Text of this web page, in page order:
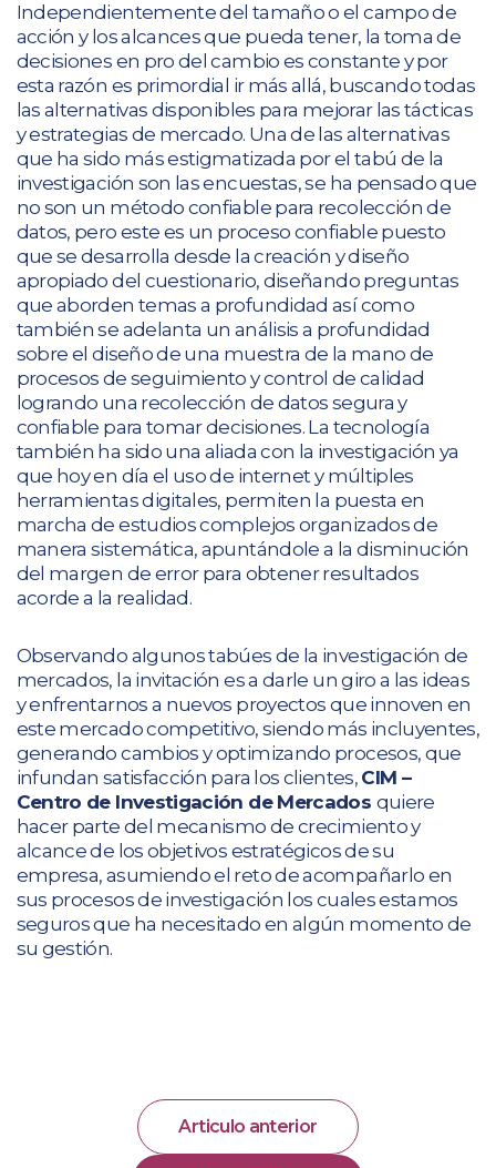
Independientemente del tamaño o el campo de
acción y los alcances que pueda tener, la toma de
decisiones en pro del cambio es constante y por
esta razón es primordial ir más allá, buscando todas
las alternativas disponibles para mejorar las tácticas
y estrategias de mercado. Una de las alternativas
que ha sido más estigmatizada por el tabú de la
investigación son las encuestas, se ha pensado que
no son un método confiable para recolección de
datos, pero este es un proceso confiable puesto
que se desarrolla desde la creación y diseño
apropiado del cuestionario, diseñando preguntas
que aborden temas a profundidad así como
también se adelanta un análisis a profundidad
sobre el diseño de una muestra de la mano de
procesos de seguimiento y control de calidad
logrando una recolección de datos segura y
confiable para tomar decisiones. La tecnología
también ha sido una aliada con la investigación ya
que hoy en día el uso de internet y múltiples
herramientas digitales, permiten la puesta en
marcha de estudios complejos organizados de
manera sistemática, apuntándole a la disminución
del margen de error para obtener resultados
acorde a la realidad.
Observando algunos tabúes de la investigación de
mercados, la invitación es a darle un giro a las ideas
y enfrentarnos a nuevos proyectos que innoven en
este mercado competitivo, siendo más incluyentes,
generando cambios y optimizando procesos, que
infundan satisfacción para los clientes, CIM –
Centro de Investigación de Mercados quiere
hacer parte del mecanismo de crecimiento y
alcance de los objetivos estratégicos de su
empresa, asumiendo el reto de acompañarlo en
sus procesos de investigación los cuales estamos
seguros que ha necesitado en algún momento de
su gestión.
Articulo anterior